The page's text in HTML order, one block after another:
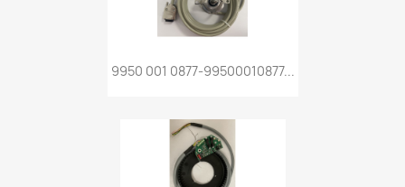
9950 001 0877-99500010877...